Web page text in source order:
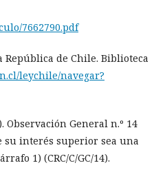
7662790.pdf
República de Chile. Biblioteca
leychile/navegar?
Observación General n.º 14
su interés superior sea una
1) (CRC/C/GC/14).